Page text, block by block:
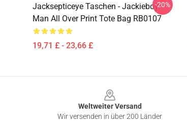
Jacksepticeye Taschen - Jackieboy
Man All Over Print Tote Bag RB0107
19,71 £ - 23,66 £
-20%
Weltweiter Versand
Wir versenden in über 200 Länder